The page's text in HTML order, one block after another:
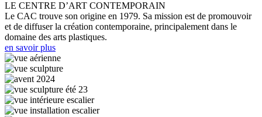
LE CENTRE D’ART CONTEMPORAIN
Le CAC trouve son origine en 1979. Sa mission est de promouvoir
et de diffuser la création contemporaine, principalement dans le
domaine des arts plastiques.
en savoir plus